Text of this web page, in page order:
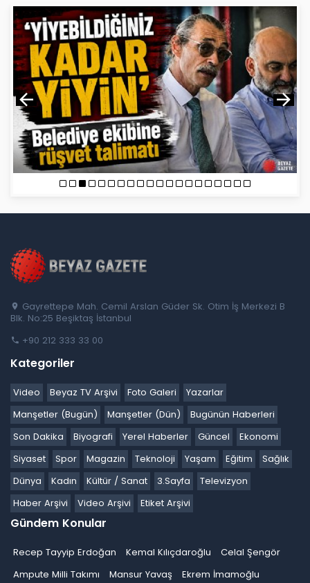
Gayrettepe Mah. Cemil Arslan Güder Sk. Otim İş Merkezi B
Blk. No:25 Beşiktaş İstanbul
+90 212 333 33 00
Kategoriler
Video Beyaz TV Arşivi Foto Galeri
Yazarlar
Manşetler (Bugün)
Manşetler (Dün)
Bugünün Haberleri
Son Dakika
Biyografi Yerel Haberler Güncel
Ekonomi
Siyaset
Spor Magazin Teknoloji Yaşam Eğitim
Sağlık
Dünya
Kadın Kültür / Sanat 3.Sayfa
Televizyon
Haber Arşivi
Video Arşivi Etiket Arşivi
Gündem Konular
Recep Tayyip Erdoğan Kemal Kılıçdaroğlu
Celal Şengör
Ampute Milli Takımı
Mansur Yavaş
Ekrem İmamoğlu